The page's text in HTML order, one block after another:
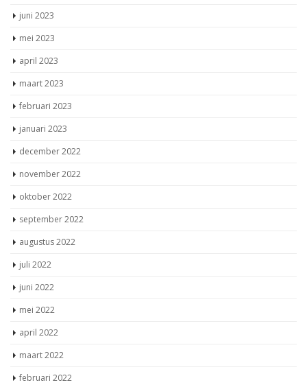
juni 2023
mei 2023
april 2023
maart 2023
februari 2023
januari 2023
december 2022
november 2022
oktober 2022
september 2022
augustus 2022
juli 2022
juni 2022
mei 2022
april 2022
maart 2022
februari 2022